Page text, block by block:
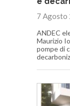
7 Agosto
ANDEC
Maurizio
pompe di